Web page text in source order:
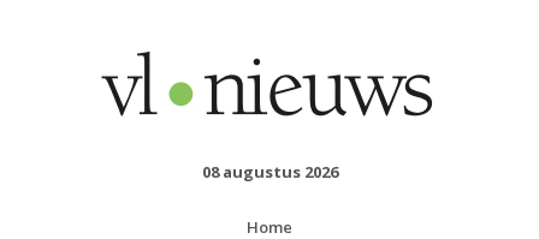
08 augustus 2026
Home